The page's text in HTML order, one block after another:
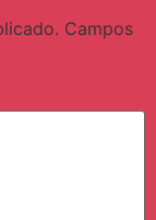
Campos